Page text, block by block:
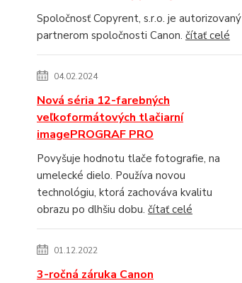
Spoločnosť Copyrent, s.r.o. je autorizovaný
partnerom spoločnosti Canon. čítať celé
04.02.2024
Nová séria 12-farebných
veľkoformátových tlačiarní
imagePROGRAF PRO
Povyšuje hodnotu tlače fotografie, na
umelecké dielo. Používa novou
technológiu, ktorá zachováva kvalitu
obrazu po dlhšiu dobu. čítať celé
01.12.2022
3-ročná záruka Canon